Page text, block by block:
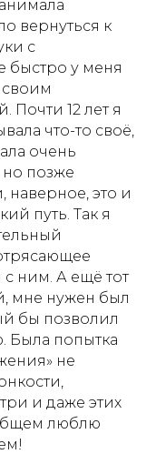
вернуться к
с
быстро у меня
своим
Почти 12 лет я
что-то своё,
очень
но позже
наверное, это и
путь. Так я
ним. А ещё тот
мне нужен был
бы позволил
Была попытка
не
и даже этих
люблю